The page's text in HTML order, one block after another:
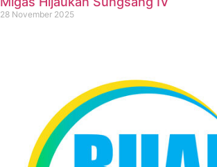
28 November 2025